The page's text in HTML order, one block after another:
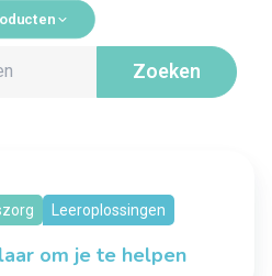
Leeroplossingen
om je te helpen